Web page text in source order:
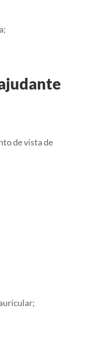
de vista de